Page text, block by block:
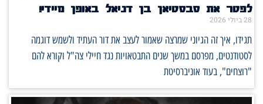
לפטר את סבסטיאן בן דניאל באופן מיידי!
28 ביולי 2026
תגידו, איך זה הגיוני שמרצה שאמור לעצב את דור העתיד ולשמש דוגמה
לסטודנטים, מפרסם במשך שנים התבטאויות נגד חיילי צה"ל וקורא להם
"רוצחים", בעוד אוניברסיטת